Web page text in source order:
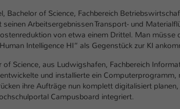
Bachelor of Science, Fachbereich
seinen Arbeitsergebnissen Transport- und
von etwa einem Drittel. Man
Intelligence HI“ als Gegenstück zur KI
of Science, aus Ludwigshafen, Fachbereich
und installierte ein
ihre Aufträge nun komplett digitalisiert
Campusboard integriert.